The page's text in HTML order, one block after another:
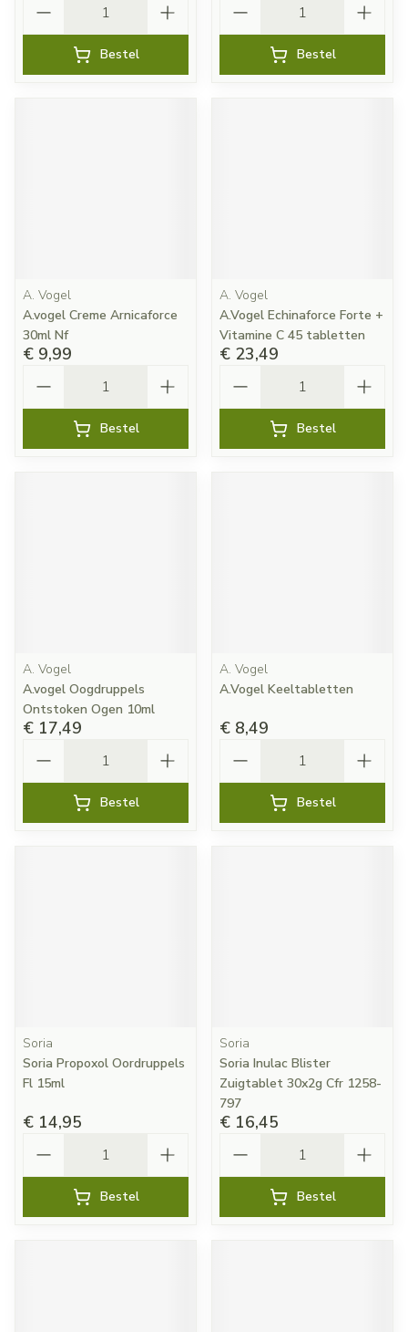
Bestel Bestel
A. Vogel
A.vogel Creme Arnicaforce
30ml Nf
€ 9,99
Bestel
A. Vogel
A.Vogel Echinaforce Forte +
Vitamine C 45 tabletten
€ 23,49
Bestel
A. Vogel
A.vogel Oogdruppels
Ontstoken Ogen 10ml
€ 17,49
Bestel
A. Vogel
A.Vogel Keeltabletten
€ 8,49
Bestel
Soria
Soria Propoxol Oordruppels
Fl 15ml
€ 14,95
Bestel
Soria
Soria Inulac Blister
Zuigtablet 30x2g Cfr 1258-
797
€ 16,45
Bestel